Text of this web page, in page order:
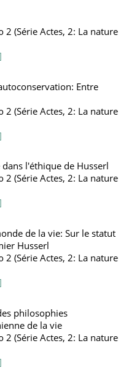
(Série Actes, 2: La nature
Entre
(Série Actes, 2: La nature
l'éthique de Husserl
(Série Actes, 2: La nature
de la vie: Sur le statut
Husserl
(Série Actes, 2: La nature
philosophies
de la vie
(Série Actes, 2: La nature